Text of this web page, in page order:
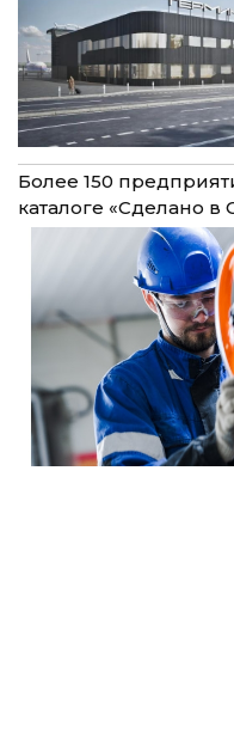
Более 150
каталоге «Сделано в